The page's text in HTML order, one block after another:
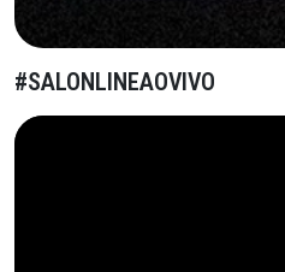
#SALONLINEAOVIVO